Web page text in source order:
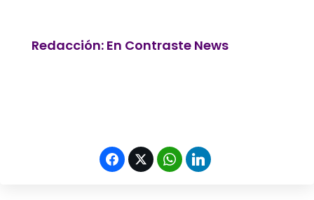
Redacción: En Contraste News